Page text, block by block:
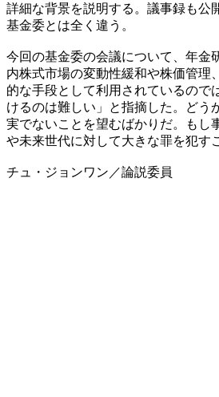
詳細な背景を説明する。議事録も公
基金委とは全く違う。
今回の基金委の会議について、年金
内株式市場の変動性緩和や株価管理
的な手段として利用されているので
けるのは難しい」と指摘した。どう
実でないことを望むばかりだ。もし
や未来世代に対して大きな罪を犯す
チュ・ジョンワン／論説委員